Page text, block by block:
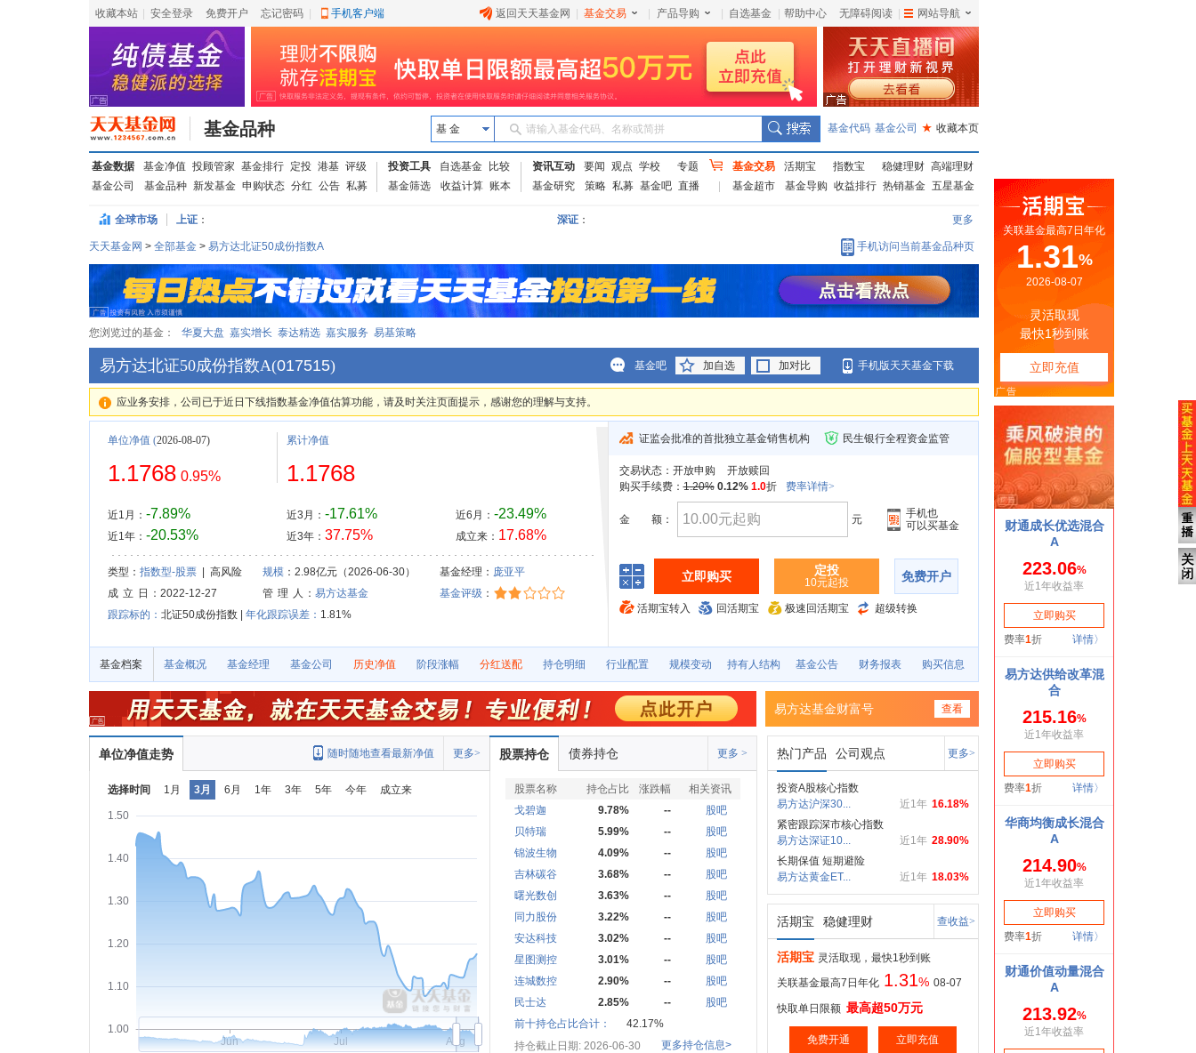
收藏本站 安全登录 免费开户 忘记密码 手机客户端 返回天天基金网 基金交易 产品导购 自选基金 帮助中心 无障碍阅读 网站导航
基金品种 基 金 请输入基金代码、名称或简拼 基金代码 基金公司 ★ 收藏本页
基金数据 基金净值 投顾管家 基金排行 定投 港基 评级
基金公司
基金品种 新发基金 申购状态 分红 公告 私募
投资工具 自选基金
比较
基金筛选
收益计算 账本
资讯互动 要闻 观点 学校
专题
基金研究
策略 私募 基金吧 直播
基金交易 活期宝 指数宝 稳健理财 高端理财
基金超市
基金导购 收益排行 热销基金 五星基金
全球市场 上证： 深证： 更多
天天基金网 > 全部基金 > 易方达北证50成份指数A 手机访问当前基金品种页
您浏览过的基金： 华夏大盘 嘉实增长 泰达精选 嘉实服务 易基策略
易方达北证50成份指数A(017515) 基金吧 加自选 加对比 手机版天天基金下载
应业务安排，公司已于近日下线指数基金净值估算功能，请及时关注页面提示，感谢您的理解与支持。
单位净值 (2026-08-07)
1.1768 0.95%
近1月： -7.89%
近1年： -20.53%
累计净值
1.1768
近3月： -17.61%
近3年： 37.75%
近6月： -23.49%
成立来： 17.68%
类型： 指数型-股票| 高风险 规模：2.98亿元（2026-06-30） 基金经理： 庞亚平
成 立 日
：2022-12-27 管 理 人 ： 易方达基金 基金评级 ：
跟踪标的： 北证50成份指数 | 年化跟踪误差： 1.81%
证监会批准的首批独立基金销售机构 民生银行全程资金监管
交易状态： 开放申购
开放赎回
购买手续费：1.20% 0.12% 1.0折 费率详情>
金 额： 元
手机也
可以买基金
立即购买 定投
10元起投 免费开户
活期宝转入 回活期宝 极速回活期宝 超级转换
基金档案 基金概况 基金经理 基金公司 历史净值 阶段涨幅 分红送配 持仓明细 行业配置 规模变动 持有人结构 基金公告 财务报表 购买信息
易方达基金财富号 查看
单位净值走势 更多>
随时随地查看最新净值
选择时间 1月 3月 6月 1年 3年 5年 今年 成立来
1.00
1.10
1.20
1.30
1.40
1.50
Jun Jul Aug
股票持仓 债券持仓 更多 >
股票名称 持仓占比 涨跌幅
相关资讯
戈碧迦
9.78% --
股吧
贝特瑞
5.99% --
股吧
锦波生物
4.09% --
股吧
吉林碳谷
3.68% --
股吧
曙光数创
3.63% --
股吧
同力股份
3.22% --
股吧
安达科技
3.02% --
股吧
星图测控
3.01% --
股吧
连城数控
2.90% --
股吧
民士达
2.85% --
股吧
前十持仓占比合计：
42.17%
持仓截止日期: 2026-06-30
更多持仓信息>
热门产品 公司观点 更多>
投资A股核心指数
16.18%
近1年
易方达沪深30...
紧密跟踪深市核心指数
28.90%
近1年
易方达深证10...
长期保值 短期避险
18.03%
近1年
易方达黄金ET...
活期宝 稳健理财 查收益>
活期宝 灵活取现，最快1秒到账
关联基金最高7日年化 1.31% 08-07
快取单日限额 最高超50万元
免费开通 立即充值